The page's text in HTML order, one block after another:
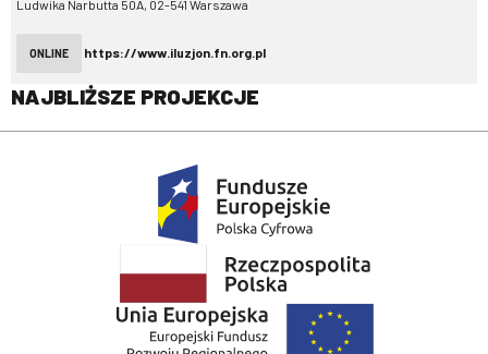
Ludwika Narbutta 50A, 02-541 Warszawa
ONLINE https://www.iluzjon.fn.org.pl
NAJBLIŻSZE PROJEKCJE